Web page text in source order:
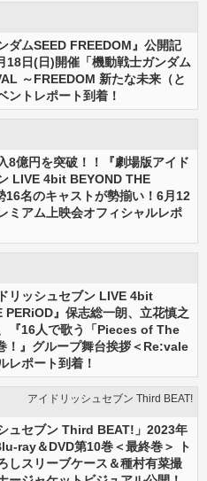
ダムSEED FREEDOM』公開記
18日(日)開催「機動戦士ガンダム
～FREEDOM 新たな未来（と
ントレポート到着！
8億円を突破！！『劇場版アイド
LIVE 4bit BEYOND THE
16名のキャストが勢揃い！6月12
ミアム上映会オフィシャルレポ
リッシュセブン LIVE 4bit
PERiOD』保志総一朗、立花慎之
『16人で歌う「Pieces of The
！』グループ舞台挨拶＜Re:vale
レポート到着！
アイドリッシュセブン Third BEAT!
ュセブン Third BEAT!」2023年
ray＆DVD第10巻＜最終巻＞ ト
しスリーブケース＆種村有菜撮